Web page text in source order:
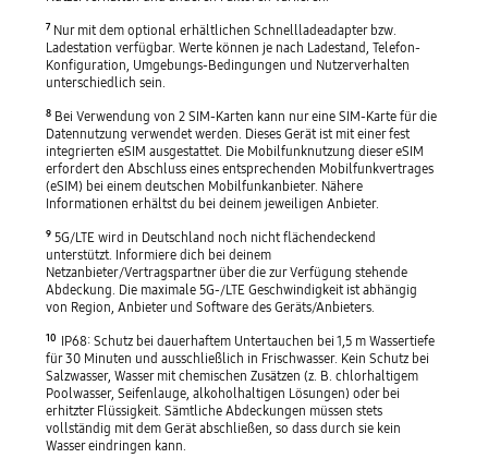
7 Nur mit dem optional erhältlichen Schnellladeadapter bzw.
Ladestation verfügbar. Werte können je nach Ladestand, Telefon-
Konfiguration, Umgebungs-Bedingungen und Nutzerverhalten
unterschiedlich sein.
8 Bei Verwendung von 2 SIM-Karten kann nur eine SIM-Karte für die
Datennutzung verwendet werden. Dieses Gerät ist mit einer fest
integrierten eSIM ausgestattet. Die Mobilfunknutzung dieser eSIM
erfordert den Abschluss eines entsprechenden Mobilfunkvertrages
(eSIM) bei einem deutschen Mobilfunkanbieter. Nähere
Informationen erhältst du bei deinem jeweiligen Anbieter.
9 5G/LTE wird in Deutschland noch nicht flächendeckend
unterstützt. Informiere dich bei deinem
Netzanbieter/Vertragspartner über die zur Verfügung stehende
Abdeckung. Die maximale 5G-/LTE Geschwindigkeit ist abhängig
von Region, Anbieter und Software des Geräts/Anbieters.
10 IP68: Schutz bei dauerhaftem Untertauchen bei 1,5 m Wassertiefe
für 30 Minuten und ausschließlich in Frischwasser. Kein Schutz bei
Salzwasser, Wasser mit chemischen Zusätzen (z. B. chlorhaltigem
Poolwasser, Seifenlauge, alkoholhaltigen Lösungen) oder bei
erhitzter Flüssigkeit. Sämtliche Abdeckungen müssen stets
vollständig mit dem Gerät abschließen, so dass durch sie kein
Wasser eindringen kann.